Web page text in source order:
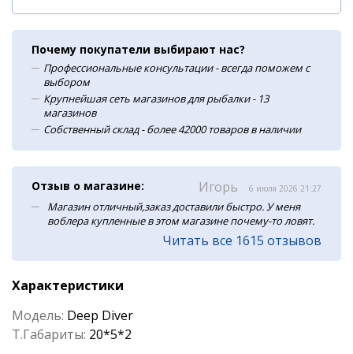
Почему покупатели выбирают нас?
Профессиональные консультации - всегда поможем с
выбором
Крупнейшая сеть магазинов для рыбалки - 13
магазинов
Собственный склад - более 42000 товаров в наличии
Отзыв о магазине: Игорь 6 июля 2026 21:27
Магазин отличный,заказ доставили быстро. У меня
воблера купленные в этом магазине почему-то ловят.
Читать все 1615 отзывов
Характеристики
Модель: Deep Diver
Т.Габариты: 20*5*2